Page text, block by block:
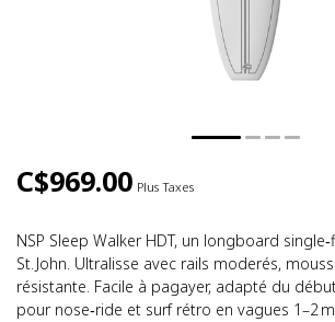
C$969.00 Plus Taxes
NSP Sleep Walker HDT, un longboard
St. John. Ultralisse avec rails moderés,
résistante. Facile à pagayer, adapté du
pour nose‑ride et surf rétro en vagues 1–2